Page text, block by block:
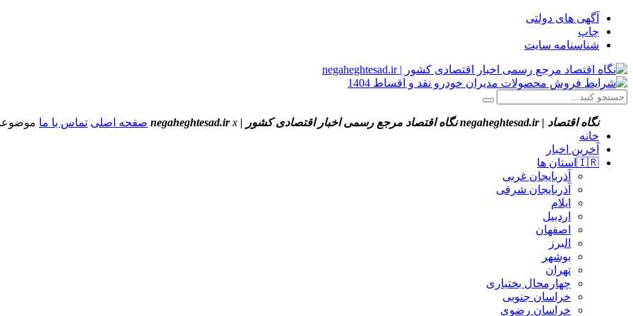
آگهی های دولتی
چاپ
شناسنامه سایت
نگاه اقتصاد | negaheghtesad.ir نگاه اقتصاد مرجع رسمی اخبار اقتصادی کشور | negaheghtesad.ir x صفحه اصلی تماس با ما
خانه
آخرین اخبار
🇮🇷استان ‌ها
آذربایجان غربی
آذربایجان شرقی
ایلام
اردبیل
اصفهان
البرز
بوشهر
تهران
چهارمحال بختیاری
خراسان جنوبی
خراسان رضوی